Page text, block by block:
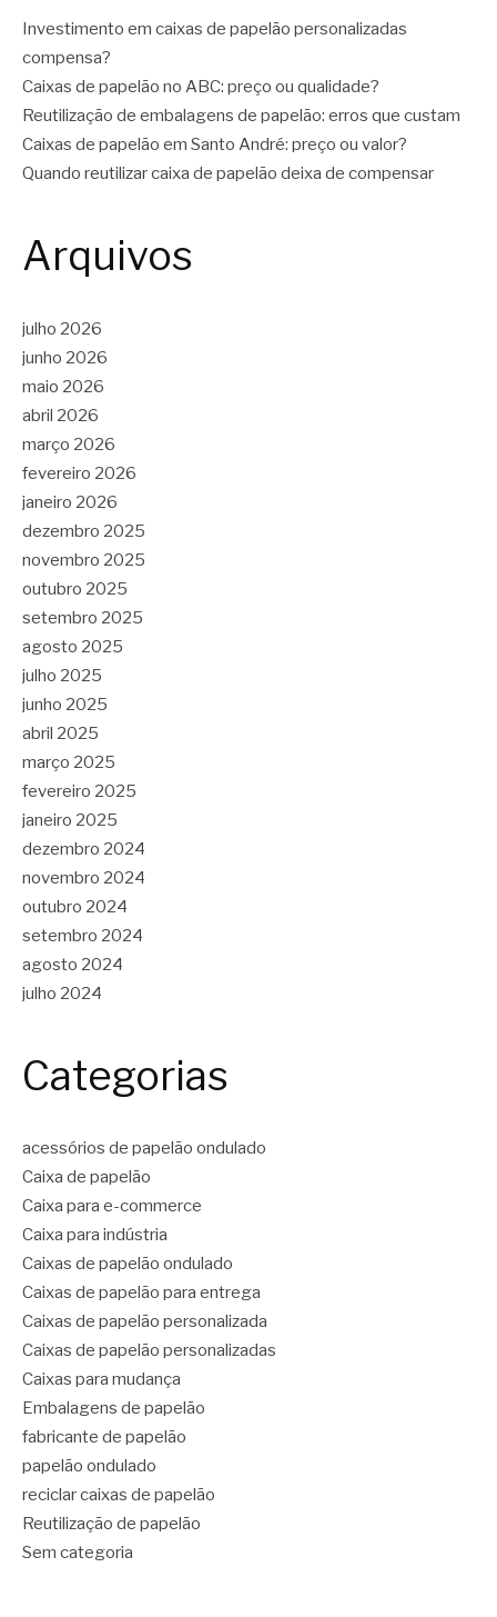
Investimento em caixas de papelão personalizadas
compensa?
Caixas de papelão no ABC: preço ou qualidade?
Reutilização de embalagens de papelão: erros que custam
Caixas de papelão em Santo André: preço ou valor?
Quando reutilizar caixa de papelão deixa de compensar
Arquivos
julho 2026
junho 2026
maio 2026
abril 2026
março 2026
fevereiro 2026
janeiro 2026
dezembro 2025
novembro 2025
outubro 2025
setembro 2025
agosto 2025
julho 2025
junho 2025
abril 2025
março 2025
fevereiro 2025
janeiro 2025
dezembro 2024
novembro 2024
outubro 2024
setembro 2024
agosto 2024
julho 2024
Categorias
acessórios de papelão ondulado
Caixa de papelão
Caixa para e-commerce
Caixa para indústria
Caixas de papelão ondulado
Caixas de papelão para entrega
Caixas de papelão personalizada
Caixas de papelão personalizadas
Caixas para mudança
Embalagens de papelão
fabricante de papelão
papelão ondulado
reciclar caixas de papelão
Reutilização de papelão
Sem categoria